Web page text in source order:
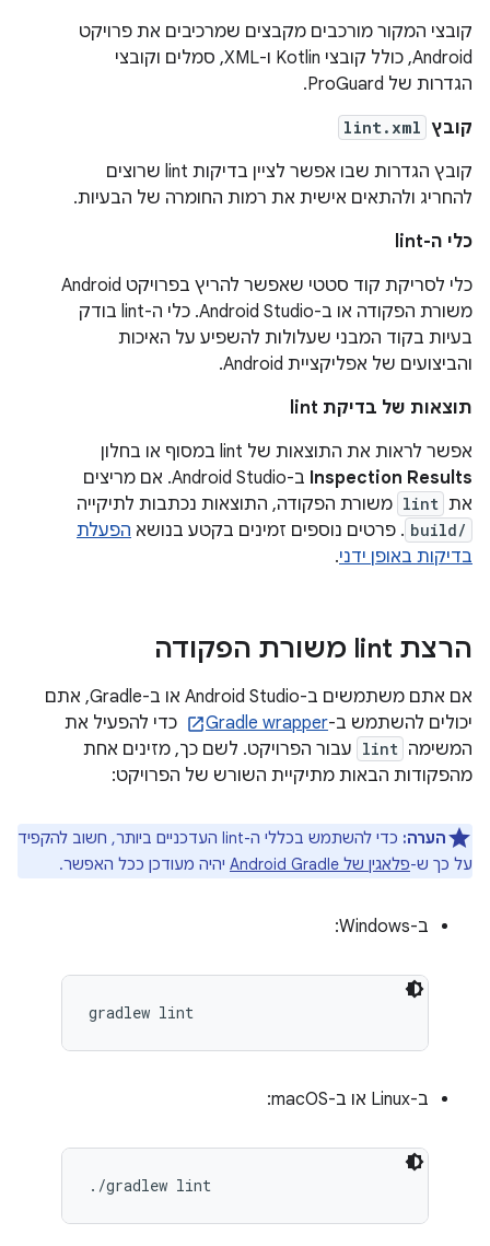
קובצי המקור מורכבים מקבצים שמרכיבים את פרויקט
Android, כולל קובצי Kotlin ו-XML, סמלים וקובצי
הגדרות של ProGuard.
קובץ lint.xml
קובץ הגדרות שבו אפשר לציין בדיקות lint שרוצים
להחריג ולהתאים אישית את רמות החומרה של הבעיות.
כלי ה-lint
כלי לסריקת קוד סטטי שאפשר להריץ בפרויקט Android
משורת הפקודה או ב-Android Studio. כלי ה-lint בודק
בעיות בקוד המבני שעלולות להשפיע על האיכות
והביצועים של אפליקציית Android.
תוצאות של בדיקת lint
אפשר לראות את התוצאות של lint במסוף או בחלון
Inspection Results
ב-Android Studio. אם מריצים
את lint משורת הפקודה, התוצאות נכתבות לתיקייה
build/ . פרטים נוספים זמינים בקטע בנושא הפעלת
בדיקות באופן ידני.
הרצת lint משורת הפקודה
אם אתם משתמשים ב-Android Studio או ב-Gradle, אתם
יכולים להשתמש ב-Gradle wrapper
כדי להפעיל את
המשימה lint עבור הפרויקט. לשם כך, מזינים אחת
מהפקודות הבאות מתיקיית השורש של הפרויקט:
הערה:
כדי להשתמש בכללי ה-lint העדכניים ביותר, חשוב להקפיד
על כך ש-פלאגין של Android Gradle יהיה מעודכן ככל האפשר.
ב-Windows:
ב-Linux או ב-macOS: